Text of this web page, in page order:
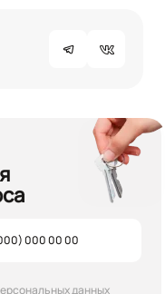
данных